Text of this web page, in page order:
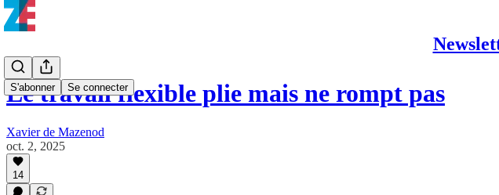
S'abonner Se connecter
Le travail flexible plie mais ne rompt pas
Xavier de Mazenod
oct. 2, 2025
14